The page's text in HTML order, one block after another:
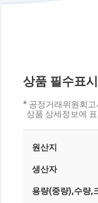
상품 필수표
* 공정거래위원회
상품 상세정보에
원산지
생산자
용량(중량),수량,